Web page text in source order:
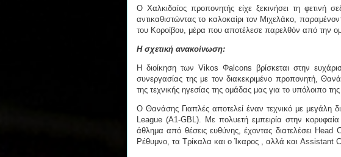
Ο Χαλκιδαίος προπονητής είχε ξεκινήσει τη φετινή
αντικαθιστώντας το καλοκαίρι τον Μιχελάκο,
του Κοροίβου, μέρα που αποτέλεσε παρελθόν από την
Η σχετική ανακοίνωση:
Η διοίκηση των Vikos Φalcons βρίσκεται στην
συνεργασίας της με τον διακεκριμένο προπονητή,
της τεχνικής ηγεσίας της ομάδας μας για τo υπόλοιπο
Ο Θανάσης Γιαπλές αποτελεί έναν τεχνικό με μεγάλη
League (Α1-GBL). Με πολυετή εμπειρία στην
άθλημα από θέσεις ευθύνης, έχοντας διατελέσει Head
Ρέθυμνο, τα Τρίκαλα και ο Ίκαρος , αλλά και Assistant